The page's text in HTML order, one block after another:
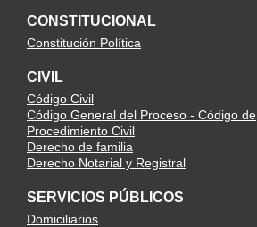
CONSTITUCIONAL
Constitución Política
CIVIL
Código Civil
Código General del Proceso - Código de
Procedimiento Civil
Derecho de familia
Derecho Notarial y Registral
SERVICIOS PÚBLICOS
Domiciliarios